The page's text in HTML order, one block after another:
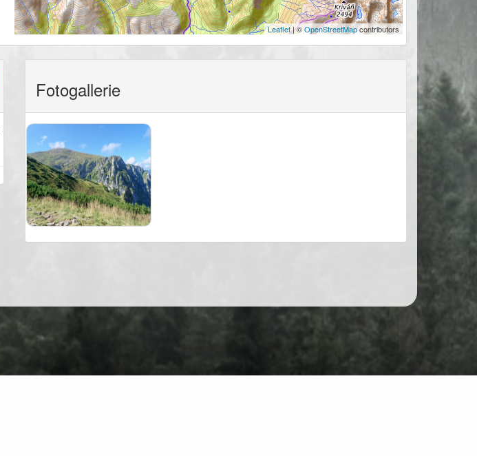
Leaflet| ©OpenStreetMapcontributors
Fotogallerie